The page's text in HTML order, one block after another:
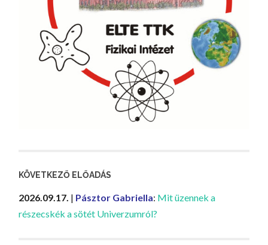
KÖVETKEZŐ ELŐADÁS
2026.09.17. | Pásztor Gabriella: Mit üzennek a
részecskék a sötét Univerzumról?